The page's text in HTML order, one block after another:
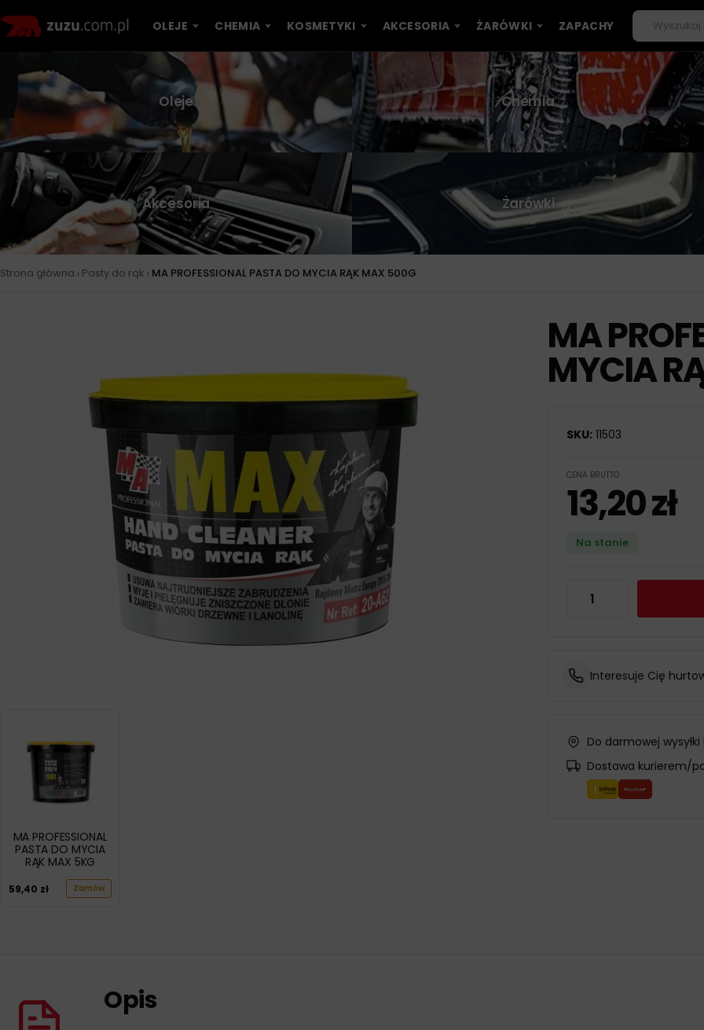
OLEJE CHEMIA KOSMETYKI AKCESORIA ŻARÓWKI ZAPACHY
Oleje Chemia
Akcesoria Żarówki
Strona główna › Pasty do rąk › MA PROFESSIONAL PASTA DO MYCIA RĄK MAX 500G
MA PROFESSIONAL
PASTA DO MYCIA
RĄK MAX 5KG
59,40 zł Zamów
MA
MYCIA
SKU: 11503
CENA BRUTTO
13,20zł
Na stanie
Interesuje Cię
Do darmowej
Dostawa kurierem/
Opis